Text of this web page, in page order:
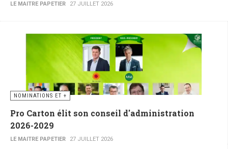
LE MAITRE PAPETIER 27 JUILLET 2026
NOMINATIONS ET +
Pro Carton élit son conseil d'administration
2026-2029
LE MAITRE PAPETIER 27 JUILLET 2026